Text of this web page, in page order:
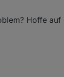
Hoffe auf